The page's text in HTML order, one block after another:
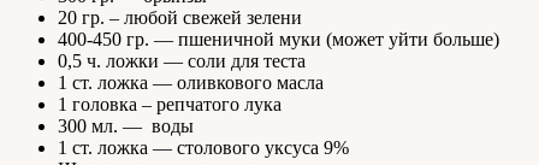
20 гр. – любой свежей зелени
400-450 гр. — пшеничной муки (может уйти больше)
0,5 ч. ложки — соли для теста
1 ст. ложка — оливкового масла
1 головка – репчатого лука
300 мл. — воды
1 ст. ложка — столового уксуса 9%